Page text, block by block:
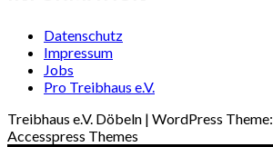
Datenschutz
Impressum
Jobs
Pro Treibhaus e.V.
Treibhaus e.V. Döbeln | WordPress Theme:
Accesspress Themes